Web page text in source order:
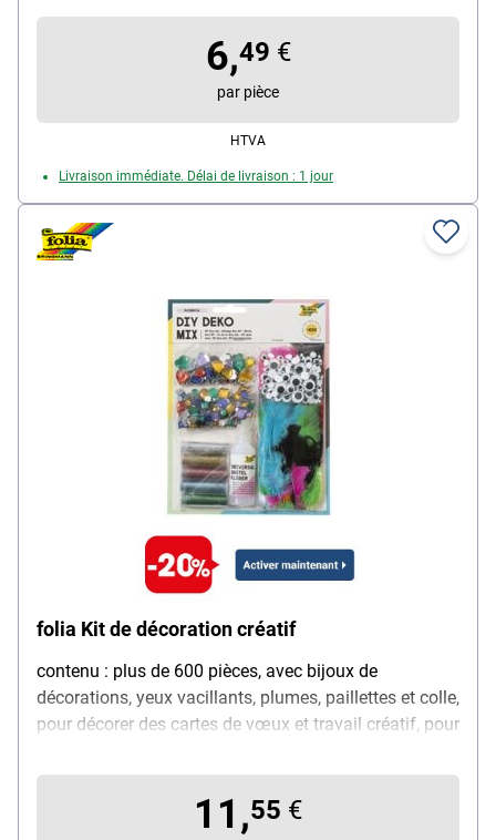
polyester / 3 marqueurs de mailles / 1 aiguille à laine
/ 2 yeux de sécurité (noirs, Ø 6 mm) / notice
6,49 €
par pièce
HTVA
Livraison immédiate. Délai de livraison : 1 jour
folia Kit de décoration créatif
contenu : plus de 600 pièces, avec bijoux de
décorations, yeux vacillants, plumes, paillettes et colle,
pour décorer des cartes de vœux et travail créatif, pour
11,55 €